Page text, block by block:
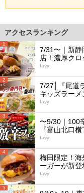
アクセスランキング
1
7/31〜｜新静
店！濃厚ク
favy
2
7/27│『尾道
キッズラー
favy
3
〜9/30｜100
『富山北口
favy
4
梅田限定！
ーガーが新登
favy
5